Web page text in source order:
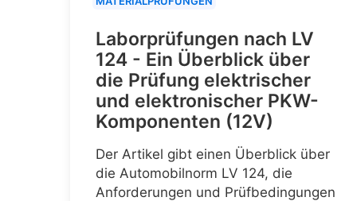
Laborprüfungen nach LV
124 - Ein Überblick über
die Prüfung elektrischer
und elektronischer PKW-
Komponenten (12V)
Der Artikel gibt einen Überblick über
die Automobilnorm LV 124, die
Anforderungen und Prüfbedingungen